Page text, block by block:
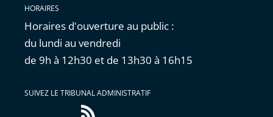
HORAIRES
Horaires d'ouverture au public :
du lundi au vendredi
de 9h à 12h30 et de 13h30 à 16h15
SUIVEZ LE TRIBUNAL ADMINISTRATIF
Flux